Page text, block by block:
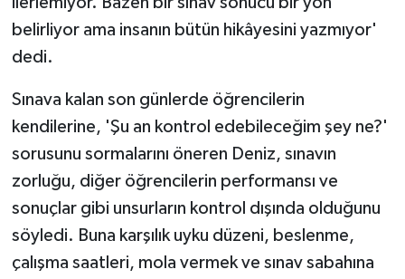
belirliyor ama insanın bütün hikâyesini yazmıyor'
dedi.
Sınava kalan son günlerde öğrencilerin
kendilerine, 'Şu an kontrol edebileceğim şey ne?'
sorusunu sormalarını öneren Deniz, sınavın
zorluğu, diğer öğrencilerin performansı ve
sonuçlar gibi unsurların kontrol dışında olduğunu
söyledi. Buna karşılık uyku düzeni, beslenme,
çalışma saatleri, mola vermek ve sınav sabahına